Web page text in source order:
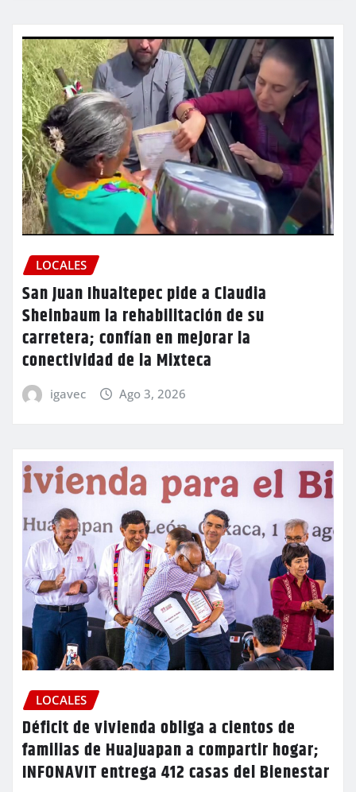
LOCALES
San Juan Ihualtepec pide a Claudia
Sheinbaum la rehabilitación de su
carretera; confían en mejorar la
conectividad de la Mixteca
igavec Ago 3, 2026
LOCALES
Déficit de vivienda obliga a cientos de
familias de Huajuapan a compartir hogar;
INFONAVIT entrega 412 casas del Bienestar